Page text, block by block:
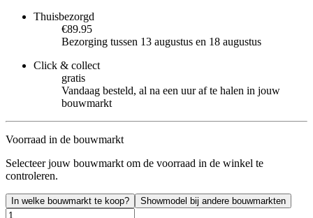
Thuisbezorgd
€89.95
Bezorging tussen 13 augustus en 18 augustus
Click & collect
gratis
Vandaag besteld, al na een uur af te halen in jouw
bouwmarkt
Voorraad in de bouwmarkt
Selecteer jouw bouwmarkt om de voorraad in de winkel te
controleren.
In welke bouwmarkt te koop? Showmodel bij andere bouwmarkten